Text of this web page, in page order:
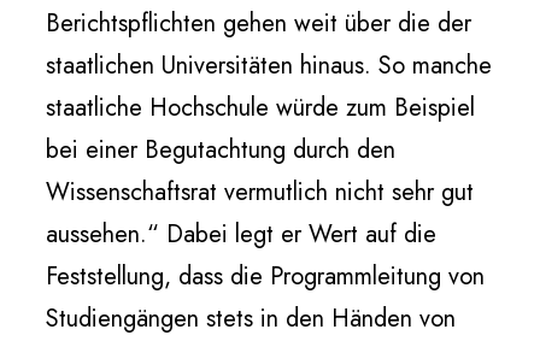
Berichtspflichten gehen weit über die der
staatlichen Universitäten hinaus. So manche
staatliche Hochschule würde zum Beispiel
bei einer Begutachtung durch den
Wissenschaftsrat vermutlich nicht sehr gut
aussehen.“ Dabei legt er Wert auf die
Feststellung, dass die Programmleitung von
Studiengängen stets in den Händen von